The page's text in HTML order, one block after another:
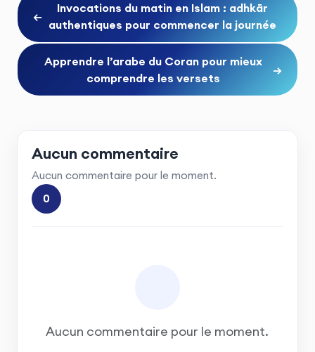
←
Invocations du matin en Islam : adhkār
authentiques pour commencer la journée
Apprendre l’arabe du Coran pour mieux
comprendre les versets
→
Aucun commentaire
Aucun commentaire pour le moment.
0
Aucun commentaire pour le moment.